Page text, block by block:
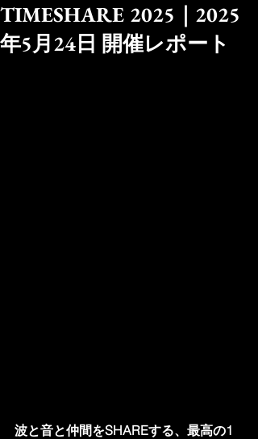
TIMESHARE 2025｜2025
年5月24日 開催レポート
波と音と仲間をSHAREする、最高の1